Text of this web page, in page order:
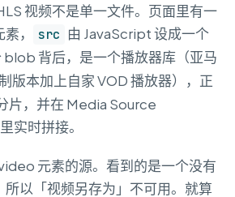
视频不是单一文件。页面里有一
素， src 由 JavaScript 设成一个
blob 背后，是一个播放器库（亚马
版本加上自家 VOD 播放器），正
片，并在 Media Source
实时拼接。
元素的源。看到的是一个没有
以「视频另存为」不可用。就算